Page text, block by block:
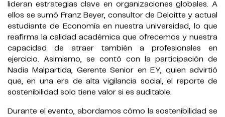
lideran estrategias clave en organizaciones globales. A
ellos se sumó Franz Beyer, consultor de Deloitte y actual
estudiante de Economía en nuestra universidad, lo que
reafirma la calidad académica que ofrecemos y nuestra
capacidad de atraer también a profesionales en
ejercicio. Asimismo, se contó con la participación de
Nadia Malpartida, Gerente Senior en EY, quien advirtió
que, en una era de alta vigilancia social, el reporte de
sostenibilidad solo tiene valor si es auditable.
Durante el evento, abordamos cómo la sostenibilidad se